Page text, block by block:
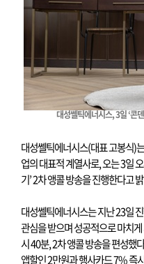
대성쎌틱에너시스, 3일‘콘
대성쎌틱에너시스(대표 고봉식)
업의 대표적 계열사로,오는3일
기’ 2차 앵콜 방송을 진행한다고
대성쎌틱에너시스는 지난23일
관심을 받으며 성공적으로 마치
시40분, 2차 앵콜 방송을 편성했다
앱할인2만원과 행사카드7%즉